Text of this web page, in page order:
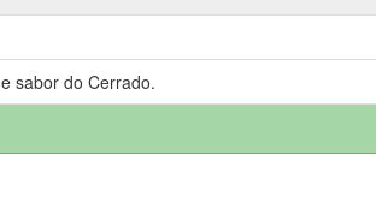
sabor do Cerrado.